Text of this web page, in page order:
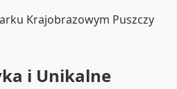
Krajobrazowym Puszczy
i Unikalne